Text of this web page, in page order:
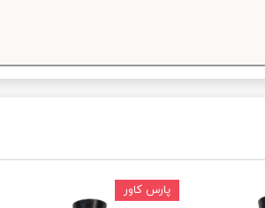
پارس کاور